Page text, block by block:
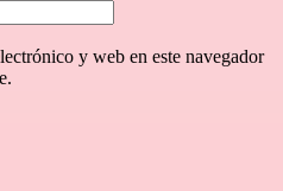
y web en este navegador